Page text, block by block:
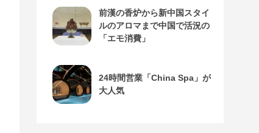
前漢の香炉から新中国スタイ
ルのアロマまで中国で活況の
「エモ消費」
24時間営業「China Spa」が
大人気